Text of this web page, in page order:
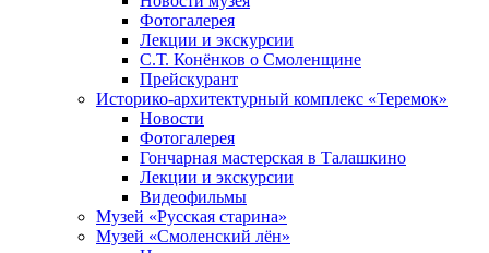
Фотогалерея
Лекции и экскурсии
С.Т. Конёнков о Смоленщине
Прейскурант
Историко-архитектурный комплекс «Теремок»
Новости
Фотогалерея
Гончарная мастерская в Талашкино
Лекции и экскурсии
Видеофильмы
Музей «Русская старина»
Музей «Смоленский лён»